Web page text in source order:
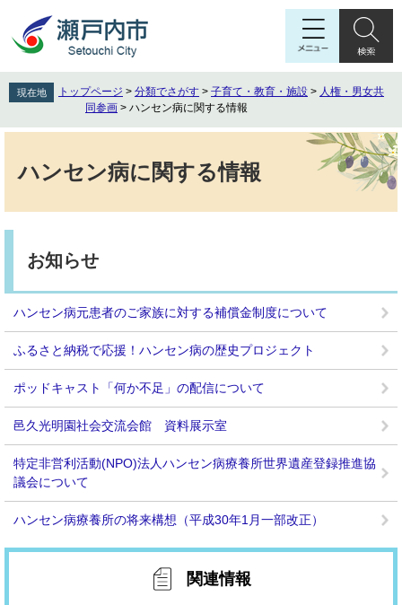
先
頭
を
飛
へ
現在地 トップページ > 分類でさがす > 子育て・教育・施設 > 人権・男女共
同参画 > ハンセン病に関する情報
ハンセン病に関する情報
お知らせ
ハンセン病元患者のご家族に対する補償金制度について
ふるさと納税で応援！ハンセン病の歴史プロジェクト
ポッドキャスト「何か不足」の配信について
邑久光明園社会交流会館 資料展示室
特定非営利活動(NPO)法人ハンセン病療養所世界遺産登録推進協
議会について
ハンセン病療養所の将来構想（平成30年1月一部改正）
関連情報